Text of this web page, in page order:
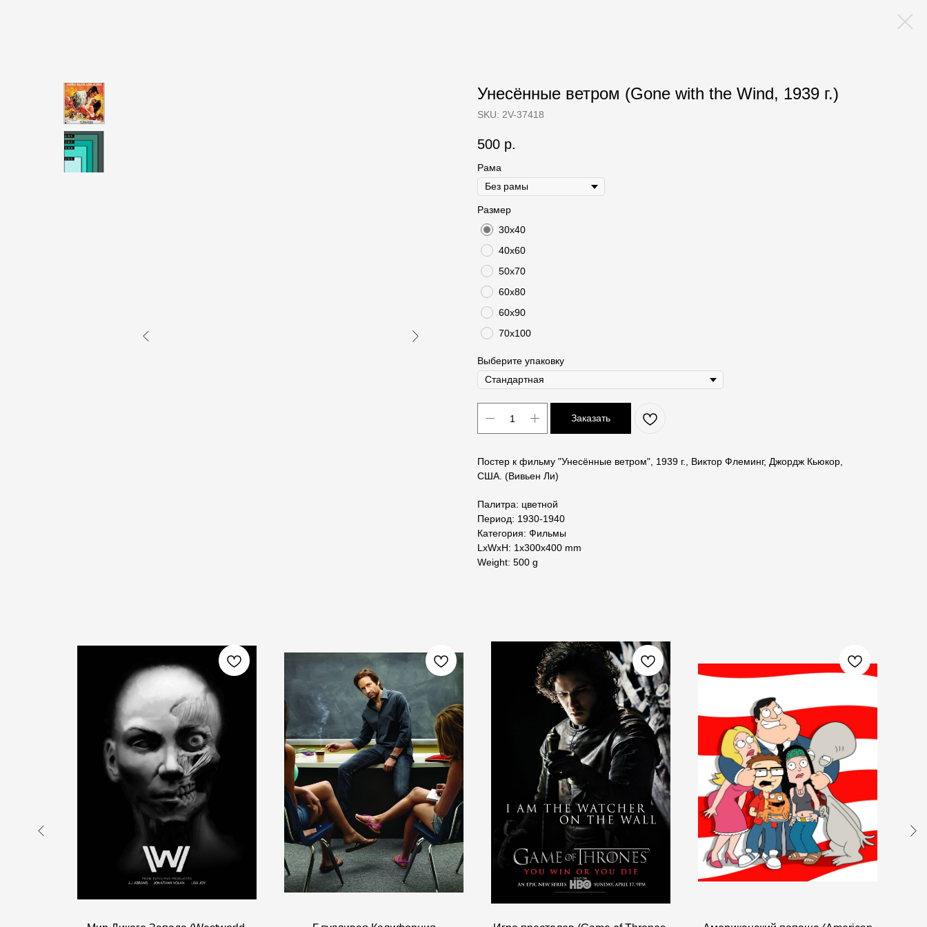
Унесённые ветром (Gone with the Wind, 1939 г.)
SKU: 2V-37418
500 р.
Рама
Размер
30х40
40х60
50х70
60х80
60х90
70х100
Выберите упаковку
Заказать
Постер к фильму "Унесённые ветром", 1939 г., Виктор Флеминг, Джордж Кьюкор,
США. (Вивьен Ли)
Палитра: цветной
Период: 1930-1940
Категория: Фильмы
LxWxH: 1x300x400 mm
Weight: 500 g